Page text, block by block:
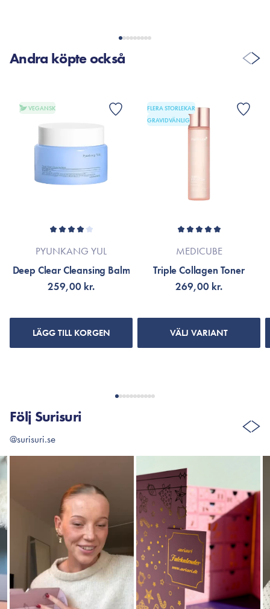
Andra köpte också
VEGANSK
PYUNKANG YUL
Deep Clear Cleansing Balm
259,00 kr.
LÄGG TILL KORGEN
FLERA STORLEKAR
GRAVIDVÄNLIG
MEDICUBE
Triple Collagen Toner
269,00 kr.
VÄLJ VARIANT
Följ Surisuri
@surisuri.se